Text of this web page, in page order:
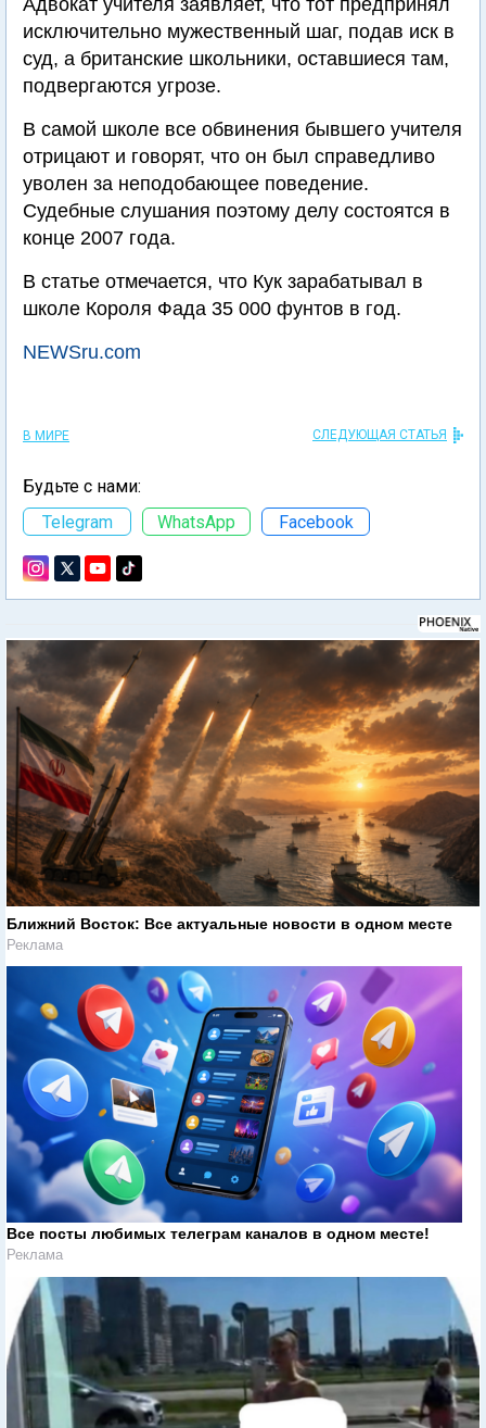
Адвокат учителя заявляет, что тот предпринял
исключительно мужественный шаг, подав иск в
суд, а британские школьники, оставшиеся там,
подвергаются угрозе.
В самой школе все обвинения бывшего учителя
отрицают и говорят, что он был справедливо
уволен за неподобающее поведение.
Судебные слушания поэтому делу состоятся в
конце 2007 года.
В статье отмечается, что Кук зарабатывал в
школе Короля Фада 35 000 фунтов в год.
NEWSru.com
В МИРЕ СЛЕДУЮЩАЯ СТАТЬЯ
Будьте с нами:
Telegram
WhatsApp Facebook
Ближний Восток: Все актуальные новости в одном месте
Реклама
Все посты любимых телеграм каналов в одном месте!
Реклама